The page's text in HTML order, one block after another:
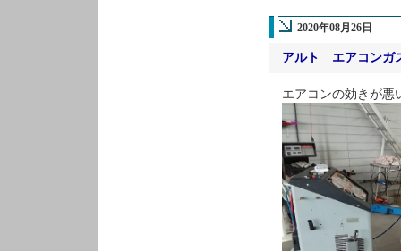
2020年08月26日
アルト エアコン
エアコンの効きが悪